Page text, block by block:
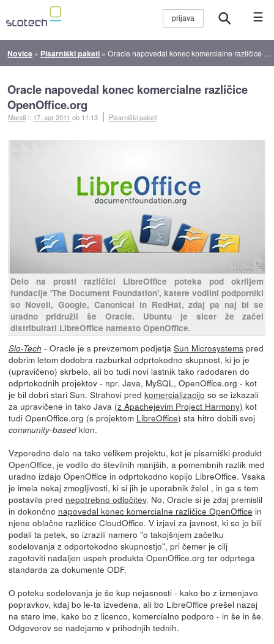
☰
Novice » Pisarniški paketi »Oracle napovedal konec komercialne različice OpenOffice.org
Oracle napovedal konec komercialne različice
OpenOffice.org
Mandi :: 17. apr 2011 ob 11:13 Pisarniški paketi
Delo na prosti različici LibreOffice poteka pod okriljem
fundacije 'The Document Foundation', katere vodilni podporniki
so Novell, Google, Canonical in RedHat, zdaj pa naj bi se
uradno pridružil še Oracle. Ubuntu je sicer že začel
distribuirati LibreOffice namesto OpenOffice.
Slo-Tech - Oracle je s prevzemom podjetja Sun Microsystemspred
dobrim letom dodobra razburkal odprtokodno skupnost, ki jo je
(upravičeno) skrbelo, ali bo tudi novi lastnik tako radodaren do
odprtokodnih projektov - npr. Java, MySQL, OpenOffice.org - kot
je bil dobri stari Sun. Strahovi pred komercializacijo so se izkazali
za upravičene in tako Java (z Apachejevim Project Harmony) kot
tudi OpenOffice.org (s projektom LibreOffice) sta hitro dobili svoj
community-basedklon.
Vzporedno delo na tako velikem projektu, kot je pisarniški produkt
OpenOffice, je vodilo do številnih manjših, a pomembnih razlik med
uradno izdajo OpenOffice in odprtokodno kopijo LibreOffice. Vsaka
je imela nekaj zmogljivosti, ki si jih je uporabnik želel , in ga s tem
postavila pred nepotrebno odločitev. No, Oracle si je zdaj premislil
in dokončno napovedal konec komercialne različice OpenOffice in
njene oblačne različice CloudOffice. V izjavi za javnost, ki so jo bili
podali ta petek, so izrazili namero "o takojšnjem začetku
sodelovanja z odportokodno skupnostjo", pri čemer je cilj
zagotoviti nadaljen uspeh produkta OpenOffice.org ter odprtega
standarda za dokumente ODF.
O poteku sodelovanja je še kup nejasnosti - kako bo z izmenjavo
popravkov, kdaj bo le-ta izvedena, ali bo LibreOffice prešel nazaj
na staro ime, kako bo z licenco, komercialno podporo - in še in še.
Odgovorov se nadejamo v prihodnjih tednih.